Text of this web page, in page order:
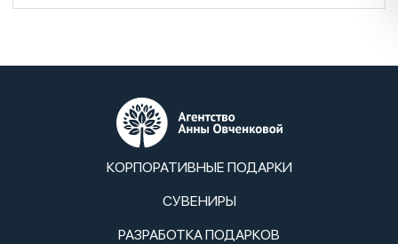
КОРПОРАТИВНЫЕ ПОДАРКИ
СУВЕНИРЫ
РАЗРАБОТКА ПОДАРКОВ